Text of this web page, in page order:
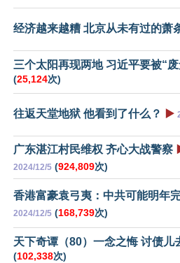
经济越来越糟 北京从未有过的萧
三个太阳再现两地 习近平要被“
(25,124次)
往返天堂地狱 他看到了什么？ ▶️
广东湛江村民维权 齐心大战警察
2024/12/5 (924,809次)
香港富豪袁弓夷：中共可能明年
2024/12/5 (168,739次)
天下奇谭（80）一念之悔 讨债儿
(102,338次)